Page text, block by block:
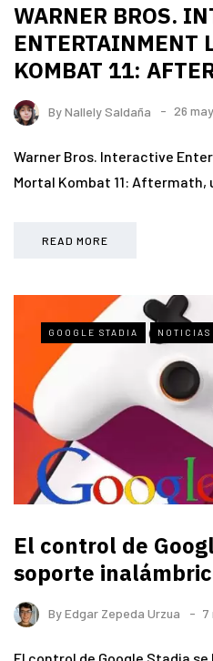
WARNER BROS.
ENTERTAINMENT
KOMBAT 11:
ByNallely Saldaña 26
Warner Bros. Interactive
Mortal Kombat 11: Aftermath,
READ MORE
GOOGLE STADIA NOTICIAS
El control de
soporte
ByEdgar Zepeda Urzua 7